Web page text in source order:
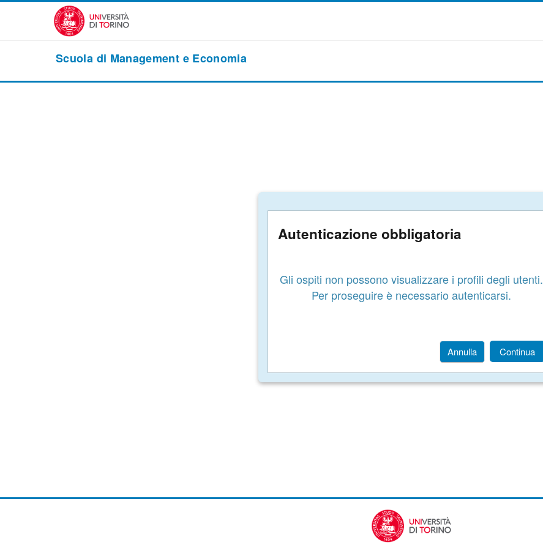
Vai al contenuto principale
Scuola di Management e Economia
Autenticazione obbligatoria
Gli ospiti non possono visualizzare i profili degli utenti.
Per proseguire è necessario autenticarsi.
Annulla Continua